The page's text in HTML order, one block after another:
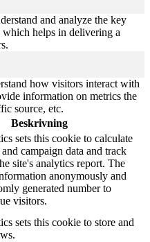
and analyze the key
helps in delivering a
how visitors interact with
information on metrics the
source, etc.
Beskrivning
sets this cookie to calculate
campaign data and track
site's analytics report. The
anonymously and
generated number to
visitors.
sets this cookie to store and